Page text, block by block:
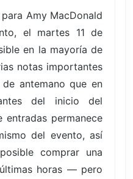
Amy MacDonald
el martes 11 de
en la mayoría de
notas importantes
antemano que en
del inicio del
permanece
del evento, así
comprar una
horas — pero